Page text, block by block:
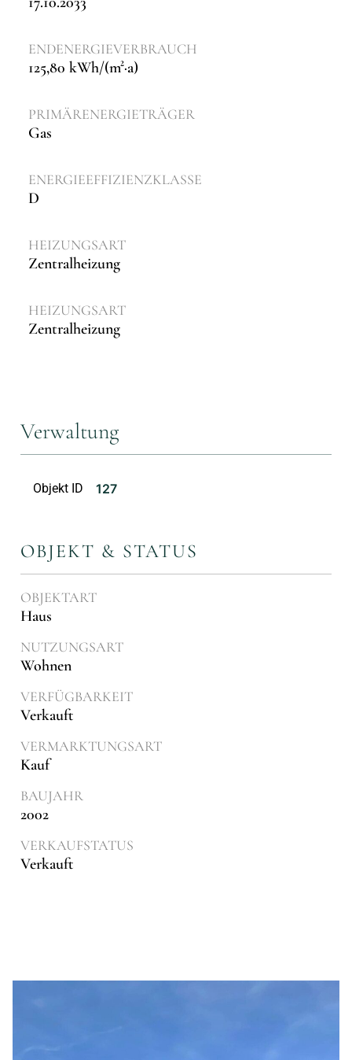
ENDENERGIEVERBRAUCH
125,80 kWh/(m²·a)
PRIMÄRENERGIETRÄGER
Gas
ENERGIEEFFIZIENZKLASSE
D
HEIZUNGSART
Zentralheizung
HEIZUNGSART
Zentralheizung
Verwaltung
Objekt ID 127
OBJEKT & STATUS
OBJEKTART
Haus
NUTZUNGSART
Wohnen
VERFÜGBARKEIT
Verkauft
VERMARKTUNGSART
Kauf
BAUJAHR
2002
VERKAUFSTATUS
Verkauft